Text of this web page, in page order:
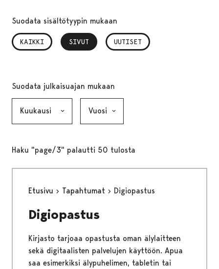
Suodata sisältötyypin mukaan
KAIKKI SIVUT
, VALITTU UUTISET
Suodata julkaisuajan mukaan
Haku "page/3" palautti 50 tulosta
Etusivu Tapahtumat Digiopastus
Digiopastus
Kirjasto tarjoaa opastusta oman älylaitteen
sekä digitaalisten palvelujen käyttöön. Apua
saa esimerkiksi älypuhelimen, tabletin tai